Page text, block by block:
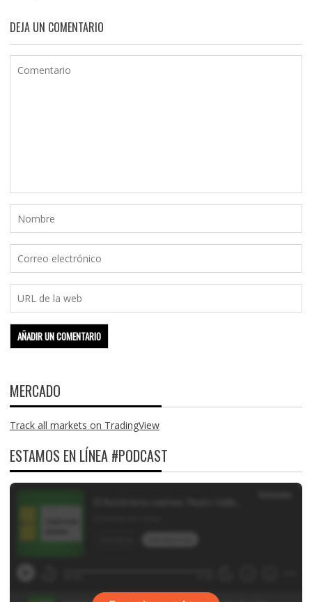
DEJA UN COMENTARIO
MERCADO
Track all markets on TradingView
ESTAMOS EN LÍNEA #PODCAST